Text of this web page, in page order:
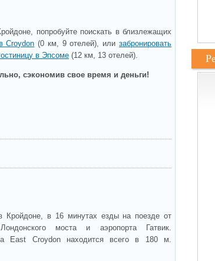
попробуйте поискать в близлежащих
Croydon (0 км, 9 отелей), илизабронировать
в Эпсоме (12 км, 13 отелей).
сэкономив свое время и деньги!
Кройдоне, в 16 минутах езды на поезде от
моста и аэропорта Гатвик.
East Croydon находится всего в 180 м.